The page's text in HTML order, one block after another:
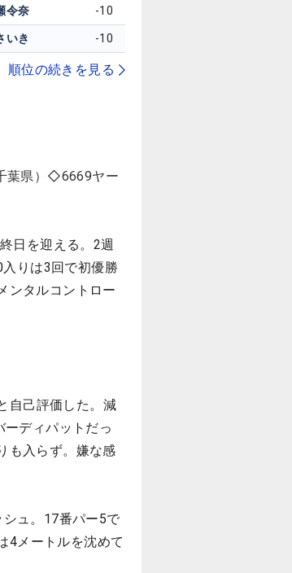
令奈 -10
いき -10
順位の続きを見る
葉県）◇6669ヤー
日を迎える。2週
りは3回で初優勝
ンタルコントロー
自己評価した。減
ディパットだっ
も入らず。嫌な感
ュ。17番パー5で
4メートルを沈めて